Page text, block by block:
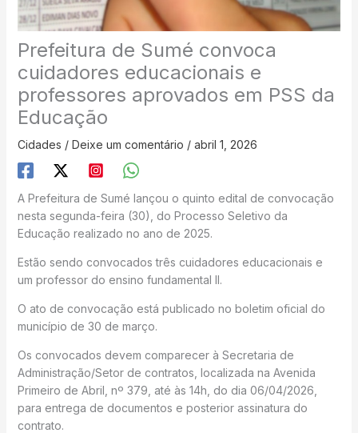
Prefeitura de Sumé convoca
cuidadores educacionais e
professores aprovados em PSS da
Educação
Cidades / Deixe um comentário / abril 1, 2026
A Prefeitura de Sumé lançou o quinto edital de convocação
nesta segunda-feira (30), do Processo Seletivo da
Educação realizado no ano de 2025.
Estão sendo convocados três cuidadores educacionais e
um professor do ensino fundamental II.
O ato de convocação está publicado no boletim oficial do
município de 30 de março.
Os convocados devem comparecer à Secretaria de
Administração/Setor de contratos, localizada na Avenida
Primeiro de Abril, nº 379, até às 14h, do dia 06/04/2026,
para entrega de documentos e posterior assinatura do
contrato.